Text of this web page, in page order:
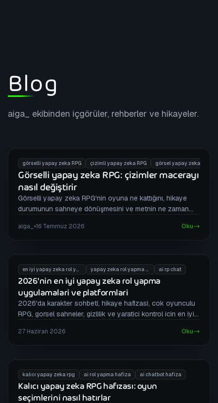
Blog
aiga_ ekibinden içgörüler, rehberler ve hikayeler.
görselli yapay zeka RPG çizimli yapay zeka RPG görsel yapay zeka RPG
Görselli yapay zeka RPG: çizimler macerayı
nasıl değiştirir
Görselli yapay zeka RPG'nin oyuna ne kattığını, hikaye
durumunun sahneye dönüşmesini ve metnin ne zaman
aiga_ 16 Temmuz 2026 Oku
en iyi yapay zeka rol yapma uygulamalari yapay zeka rol yapma platformlari ai rp chat
2026'nin en iyi yapay zeka rol yapma
uygulamalari ve platformlari
2026'da karakter sohbeti, hikaye hafizasi, cok oyunculu
RPG, gorsel sahneler, gizlilik ve yaratici kontrol icin en iyi
27 Haziran 2026 Oku
kalıcı yapay zeka rpg ai rol yapma hafiza ai chatbot hafiza
Kalıcı yapay zeka RPG hafızası: oyun
seçimlerini nasıl hatırlar